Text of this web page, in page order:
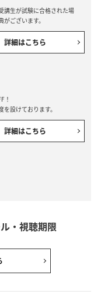
講生が試験に合格された場
がございます。
詳細はこちら
！
を設けております。
詳細はこちら
・視聴期限